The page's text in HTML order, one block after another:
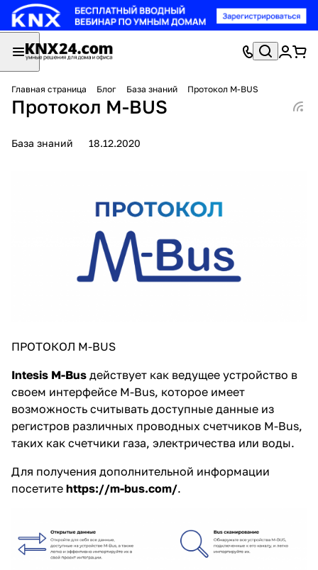
Главная страница Блог База знаний Протокол M-BUS
Протокол M-BUS
База знаний 18.12.2020
ПРОТОКОЛ M-BUS
Intesis M-Bus действует как ведущее устройство в
своем интерфейсе M-Bus, которое имеет
возможность считывать доступные данные из
регистров различных проводных счетчиков M-Bus,
таких как счетчики газа, электричества или воды.
Для получения дополнительной информации
посетите https://m-bus.com/.